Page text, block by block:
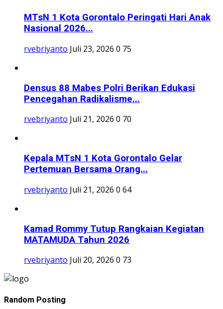
MTsN 1 Kota Gorontalo Peringati Hari Anak
Nasional 2026...
rvebriyanto Juli 23, 2026 0 75
Densus 88 Mabes Polri Berikan Edukasi
Pencegahan Radikalisme...
rvebriyanto Juli 21, 2026 0 70
Kepala MTsN 1 Kota Gorontalo Gelar
Pertemuan Bersama Orang...
rvebriyanto Juli 21, 2026 0 64
Kamad Rommy Tutup Rangkaian Kegiatan
MATAMUDA Tahun 2026
rvebriyanto Juli 20, 2026 0 73
Random Posting